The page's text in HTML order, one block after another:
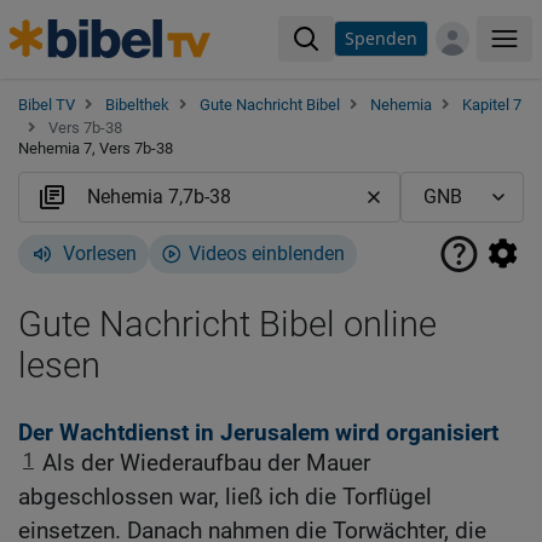
Spenden
Bibel TV Bibelthek Gute Nachricht Bibel Nehemia
Kapitel 7
Vers 7b-38
Nehemia 7, Vers 7b-38
Vorlesen Videos einblenden
Gute Nachricht Bibel online
lesen
Der Wachtdienst in Jerusalem wird organisiert
1 Als der Wiederaufbau der Mauer
abgeschlossen war, ließ ich die Torflügel
einsetzen. Danach nahmen die Torwächter, die